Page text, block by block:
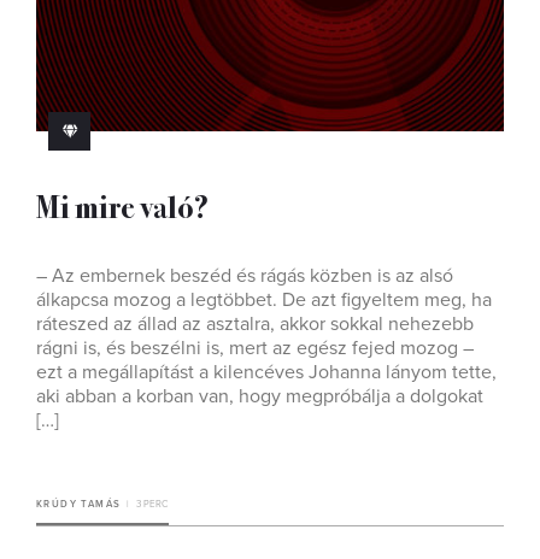
Mi mire való?
– Az embernek beszéd és rágás közben is az alsó
álkapcsa mozog a legtöbbet. De azt figyeltem meg, ha
ráteszed az állad az asztalra, akkor sokkal nehezebb
rágni is, és beszélni is, mert az egész fejed mozog –
ezt a megállapítást a kilencéves Johanna lányom tette,
aki abban a korban van, hogy megpróbálja a dolgokat
[…]
KRÚDY TAMÁS 3 PERC